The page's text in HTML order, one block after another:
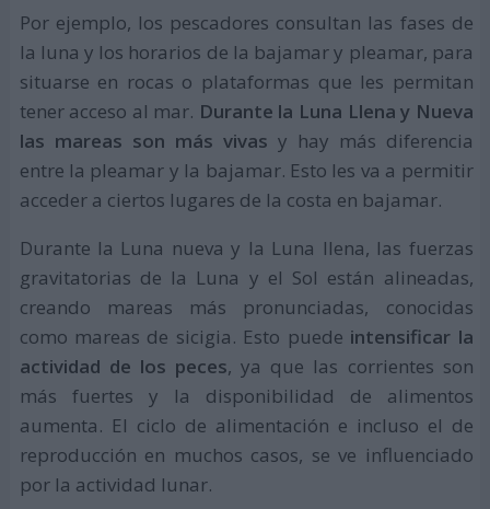
Por ejemplo, los pescadores consultan las fases de
la luna y los horarios de la bajamar y pleamar, para
situarse en rocas o plataformas que les permitan
tener acceso al mar. Durante la Luna Llena y Nueva
las mareas son más vivas y hay más diferencia
entre la pleamar y la bajamar. Esto les va a permitir
acceder a ciertos lugares de la costa en bajamar.
Durante la Luna nueva y la Luna llena, las fuerzas
gravitatorias de la Luna y el Sol están alineadas,
creando mareas más pronunciadas, conocidas
como mareas de sicigia. Esto puede intensificar la
actividad de los peces, ya que las corrientes son
más fuertes y la disponibilidad de alimentos
aumenta. El ciclo de alimentación e incluso el de
reproducción en muchos casos, se ve influenciado
por la actividad lunar.